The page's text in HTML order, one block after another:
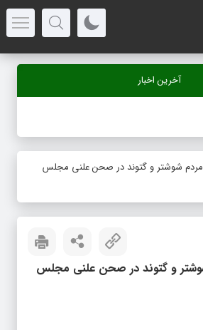
آخرین اخبار
مردم شوشتر و گتوند در صحن علنی مجلس
و گتوند در صحن علنی مجلس